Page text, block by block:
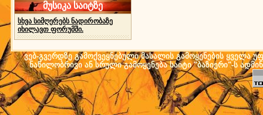
მუსიკა საიტზე
სხვა სიმღერებს ნადირობაზე
იხილავთ ფორუმში.
ვებ-გვერდზე გამოქვეყნებული მასალის გამოყენების ყველა
ნაწილობრივი ან სრული გამოყენება საიტი "ბაზიერი"-ს